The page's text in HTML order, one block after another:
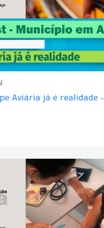
Aviária já é realidade –